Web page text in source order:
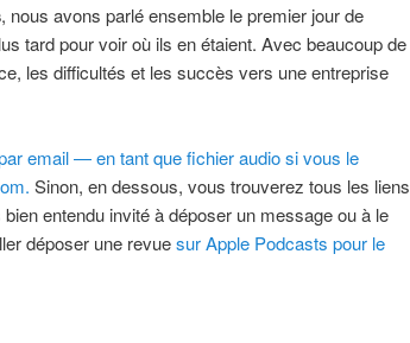
, nous avons parlé ensemble le premier jour de
tard pour voir où ils en étaient. Avec beaucoup de
les difficultés et les succès vers une entreprise
email — en tant que fichier audio si vous le
Sinon, en dessous, vous trouverez tous les liens
entendu invité à déposer un message ou à le
déposer une revuesur Apple Podcasts pour le